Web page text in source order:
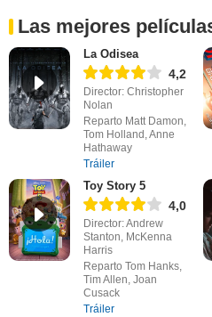
Las mejores
La Odisea
4,2
Director: Christopher
Nolan
Reparto Matt Damon,
Tom Holland, Anne
Hathaway
Tráiler
Toy Story 5
4,0
Director: Andrew
Stanton, McKenna
Harris
Reparto Tom Hanks,
Tim Allen, Joan
Cusack
Tráiler